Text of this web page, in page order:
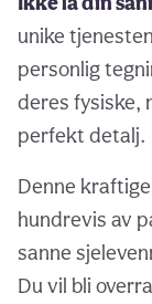
unike
personlig
deres fysiske,
perfekt detalj.
Denne
hundrevis av
sanne
Du vil bli